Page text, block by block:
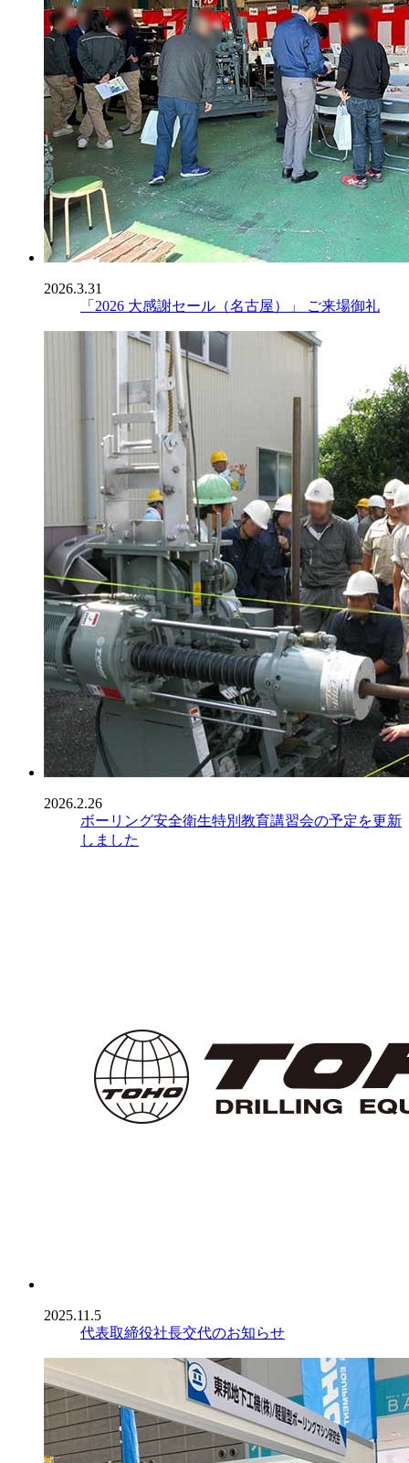
2026.3.31
「2026 大感謝セール（名古屋）」 ご来場御礼
2026.2.26
ボーリング安全衛生特別教育講習会の予定を更新
しました
2025.11.5
代表取締役社長交代のお知らせ